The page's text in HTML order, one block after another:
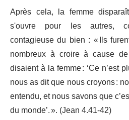
Après cela, la femme
s'ouvre pour les autres,
contagieuse du bien : « Ils
nombreux à croire à cause
disaient à la femme : ‘Ce n’est
nous as dit que nous croyons :
entendu, et nous savons que
du monde’. ». (Jean 4.41-42)